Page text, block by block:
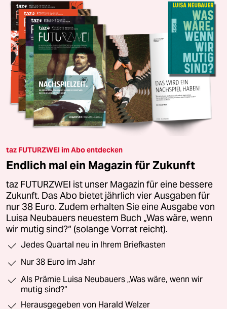
taz FUTURZWEI im Abo entdecken
Endlich mal ein Magazin für Zukunft
taz FUTURZWEI ist unser Magazin für eine bessere
Zukunft. Das Abo bietet jährlich vier Ausgaben für
nur 38 Euro. Zudem erhalten Sie eine Ausgabe von
Luisa Neubauers neuestem Buch „Was wäre, wenn
wir mutig sind?“ (solange Vorrat reicht).
Jedes Quartal neu in Ihrem Briefkasten
Nur 38 Euro im Jahr
Als Prämie Luisa Neubauers „Was wäre, wenn wir
mutig sind?“
Herausgegeben von Harald Welzer